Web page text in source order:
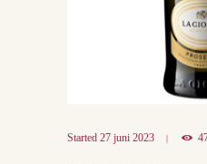
Started 27 juni 2023